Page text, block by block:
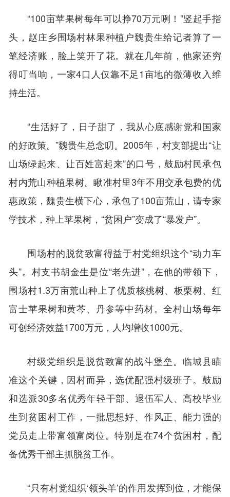
“100亩苹果树每年可以挣70万元咧！”竖起手指
头，赵庄乡围场村林果种植户魏贵生给记者算了一
笔经济账，脸上笑开了花。就在几年前，他家还穷
得叮当响，一家4口人仅靠不足1亩地的微薄收入维
持生活。
“生活好了，日子甜了，我从心底感谢党和国家
的好政策。”魏贵生总念叨。2005年，村支部提出“让
山场绿起来、让百姓富起来”的口号，鼓励村民承包
村内荒山种植果树。瞅准村里3年不用交承包费的优
惠政策，魏贵生横下心，承包了100亩荒山，请专家
学技术，种上苹果树，“贫困户”变成了“暴发户”。
围场村的脱贫致富得益于村党组织这个“动力车
头”。村支书胡金生是位“老先进”，在他的带领下，
围场村1.3万亩荒山种上了优质核桃树、板栗树、红
富士苹果树和黄芩、丹参等中药材。全村山场每年
可创经济效益1700万元，人均增收1000元。
村级党组织是脱贫致富的战斗堡垒。临城县瞄
准这个关键，因村而异，选优配强村级班子。鼓励
和选派30多名优秀年轻干部、退伍军人、高校毕业
生到贫困村工作，一批思想好、作风正、能力强的
党员走上带富领富岗位。特别是在74个贫困村，配
备优秀干部主抓脱贫工作。
“只有村党组织‘领头羊’的作用发挥到位，才能保